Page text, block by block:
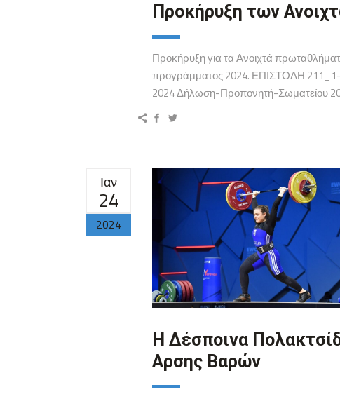
Προκήρυξη των
Προκήρυξη για τα Ανοιχτά
προγράμματος 2024. ΕΠΙΣΤΟΛΗ
2024 Δήλωση-Προπονητή-Σωματείου
Ιαν
24
2024
Η Δέσποινα
Αρσης Βαρών